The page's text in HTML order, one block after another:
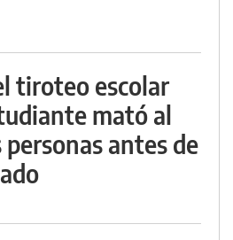
tiroteo escolar
mató al
personas antes de